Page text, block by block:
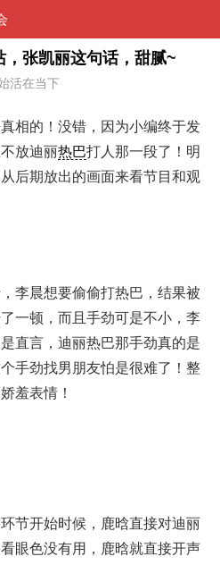
张凯丽这句话，甜腻~
活在当下
相的！没错，因为小编终于发
放迪丽热巴打人那一段了！明
后期放出的画面来看节目和观
李晨想要偷偷打热巴，结果被
一顿，而且手劲可是不小，李
直言，迪丽热巴那手劲真的是
手劲找男朋友怕是很难了！整
羞表情！
节开始时候，鹿晗直接对迪丽
眼色没有用，鹿晗就直接开声